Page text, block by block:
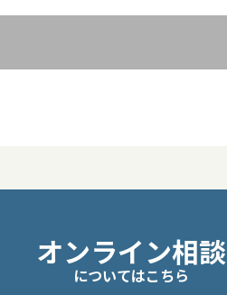
オンライン相談
についてはこちら